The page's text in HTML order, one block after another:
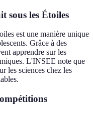
sous les Étoiles
est une manière unique
Grâce à des
apprendre sur les
L'INSEE note que
les sciences chez les